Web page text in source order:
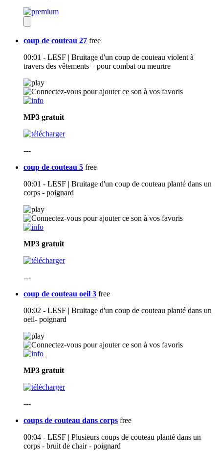
coup de couteau 27 free
00:01 - LESF | Bruitage d'un coup de couteau violent à
travers des vêtements – pour combat ou meurtre
MP3 gratuit
---
coup de couteau 5 free
00:01 - LESF | Bruitage d'un coup de couteau planté dans un
corps - poignard
MP3 gratuit
---
coup de couteau oeil 3 free
00:02 - LESF | Bruitage d'un coup de couteau planté dans un
oeil- poignard
MP3 gratuit
---
coups de couteau dans corps free
00:04 - LESF | Plusieurs coups de couteau planté dans un
corps - bruit de chair - poignard